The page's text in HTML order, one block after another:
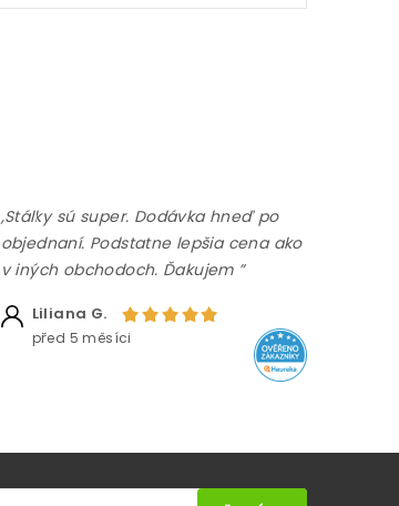
,Stálky sú super. Dodávka hneď po
objednaní. Podstatne lepšia cena ako
v iných obchodoch. Ďakujem ”
Liliana G.
před 5 měsíci